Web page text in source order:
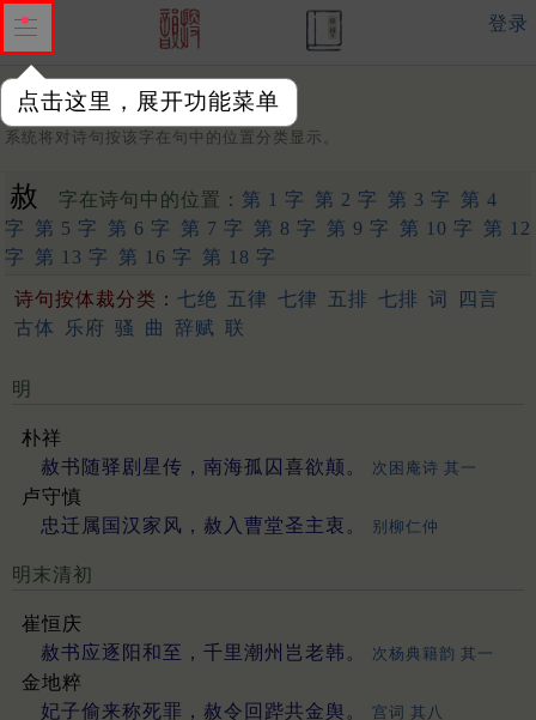
点击这里，展开功能菜单
登录
字：
系统将对诗句按该字在句中的位置分类显示。
赦 字在诗句中的位置： 第 1 字 第 2 字 第 3 字
第 4
字
第 5 字 第 6 字 第 7 字 第 8 字 第 9 字 第 10 字
第 12
字
第 13 字 第 16 字 第 18 字
诗句按体裁分类： 七绝 五律 七律 五排 七排 词
四言
古体
乐府 骚 曲 辞赋 联
明
朴祥
赦书随驿剧星传，南海孤囚喜欲颠。
次困庵诗 其一
卢守慎
忠迁属国汉家风，赦入曹堂圣主衷。
别柳仁仲
明末清初
崔恒庆
赦书应逐阳和至，千里潮州岂老韩。
次杨典籍韵 其一
金地粹
妃子偷来称死罪，赦令回跸共金舆。
宫词 其八